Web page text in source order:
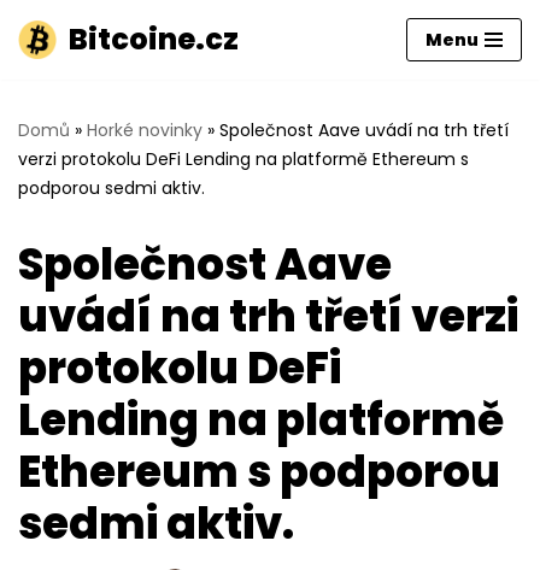
Přeskočit
obsah
Bitcoine.cz Menu
Domů » Horké novinky » Společnost Aave uvádí na trh třetí
verzi protokolu DeFi Lending na platformě Ethereum s
podporou sedmi aktiv.
Společnost Aave
uvádí na trh třetí verzi
protokolu DeFi
Lending na platformě
Ethereum s podporou
sedmi aktiv.